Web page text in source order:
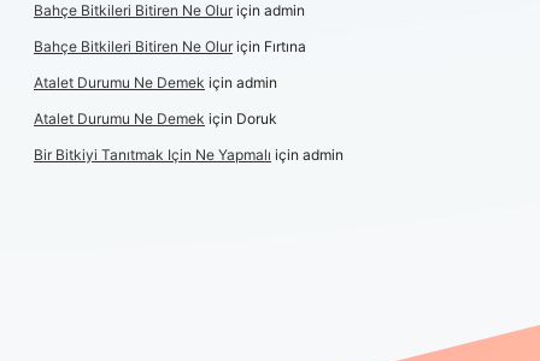
Bahçe Bitkileri Bitiren Ne Oluriçin admin
Bahçe Bitkileri Bitiren Ne Oluriçin Fırtına
Atalet Durumu Ne Demek için admin
Atalet Durumu Ne Demek için Doruk
Bir Bitkiyi Tanıtmak Için Ne Yapmalı için admin